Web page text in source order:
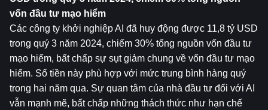
vốn đầu tư mạo hiểm
Các công ty khởi nghiệp AI đã huy động được 11,8 tỷ USD
trong quý 3 năm 2024, chiếm 30% tổng nguồn vốn đầu tư
mạo hiểm, bất chấp sự sụt giảm chung về vốn đầu tư mạo
hiểm. Số tiền này phù hợp với mức trung bình hàng quý
trong hai năm qua. Sự quan tâm của nhà đầu tư đối với AI
vẫn mạnh mẽ, bất chấp những thách thức như hạn chế